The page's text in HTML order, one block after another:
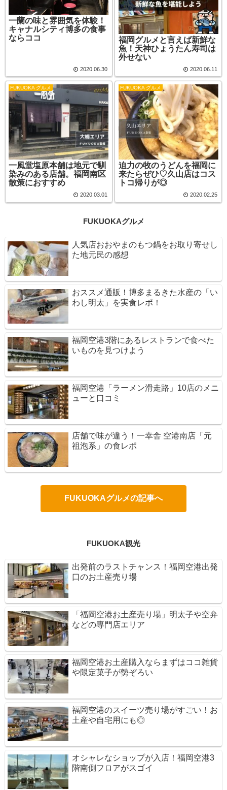
一蘭の味と雰囲気を体験！
キャナルシティ博多の食事
ならココ
2020.06.30
福岡グルメと言えば新鮮な
魚！天神ひょうたん寿司は
外せない
2020.06.11
FUKUOKA グルメ
一風堂塩原本舗は地元で馴
染みのある店舗。福岡南区
散策におすすめ
2020.03.01
FUKUOKA グルメ
迫力の牧のうどんを福岡に
来たらぜひ♡久山店はコス
トコ帰りが◎
2020.02.25
FUKUOKAグルメ
人気店おおやまのもつ鍋をお取り寄せし
た地元民の感想
おススメ通販！博多まるきた水産の「い
わし明太」を実食レポ！
福岡空港3階にあるレストランで食べた
いものを見つけよう
福岡空港「ラーメン滑走路」10店のメニ
ューと口コミ
店舗で味が違う！一幸舎 空港南店「元
祖泡系」の食レポ
FUKUOKAグルメの記事へ
FUKUOKA観光
出発前のラストチャンス！福岡空港出発
口のお土産売り場
「福岡空港お土産売り場」明太子や空弁
などの専門店エリア
福岡空港お土産購入ならまずはココ雑貨
や限定菓子が勢ぞろい
福岡空港のスイーツ売り場がすごい！お
土産や自宅用にも◎
オシャレなショップが入店！福岡空港3
階南側フロアがスゴイ